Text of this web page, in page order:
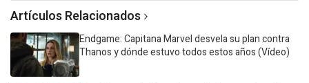
Artículos Relacionados
Endgame: Capitana Marvel desvela su plan contra
Thanos y dónde estuvo todos estos años (Vídeo)